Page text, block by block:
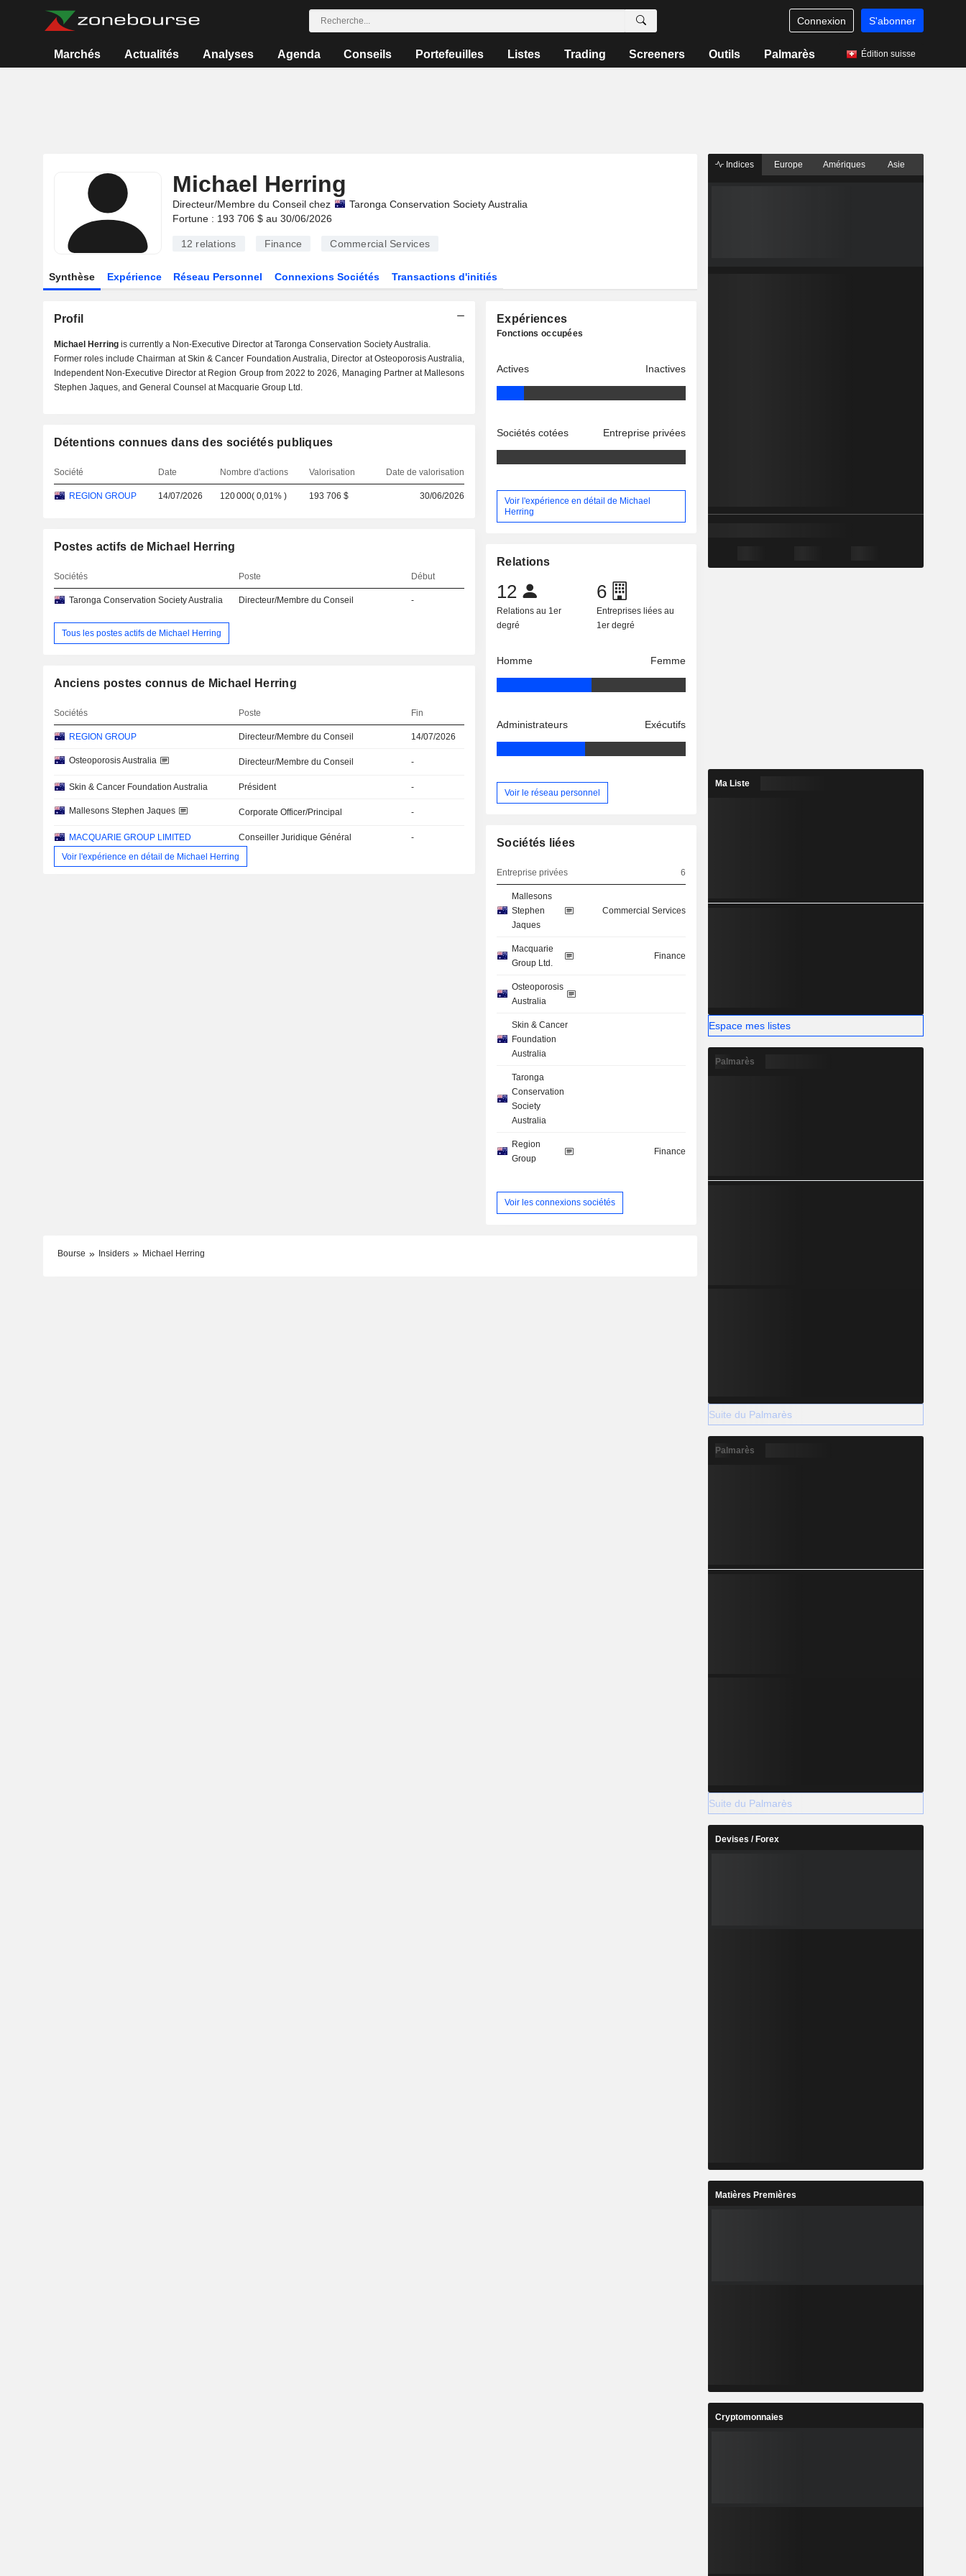
Connexion S'abonner
Marchés Actualités Analyses Agenda Conseils Portefeuilles Listes Trading Screeners Outils Palmarès Édition suisse
Michael Herring
Directeur/Membre du Conseil chez
Taronga Conservation Society Australia
Fortune : 193 706 $ au 30/06/2026
12 relations Finance Commercial Services
Synthèse Expérience Réseau Personnel Connexions Sociétés Transactions d'initiés
Profil
Michael Herringis currently a Non-Executive Director at Taronga Conservation Society Australia.
Former roles include Chairman at Skin & Cancer Foundation Australia, Director at Osteoporosis Australia,
Independent Non-Executive Director at Region Group from 2022 to 2026, Managing Partner at Mallesons
Stephen Jaques, and General Counsel at Macquarie Group Ltd.
Détentions connues dans des sociétés publiques
Société Date Nombre d'actions Valorisation Date de valorisation
REGION GROUP 14/07/2026 120 000(0,01% ) 193 706 $ 30/06/2026
Postes actifs de Michael Herring
Sociétés Poste Début
Taronga Conservation Society Australia Directeur/Membre du Conseil -
Tous les postes actifs de Michael Herring
Anciens postes connus de Michael Herring
Sociétés Poste Fin
REGION GROUP Directeur/Membre du Conseil 14/07/2026
Osteoporosis Australia Directeur/Membre du Conseil -
Skin & Cancer Foundation Australia Président -
Mallesons Stephen Jaques Corporate Officer/Principal -
MACQUARIE GROUP LIMITED Conseiller Juridique Général
-
Voir l'expérience en détail de Michael Herring
Expériences
Fonctions occupées
Actives Inactives
Sociétés cotées Entreprise privées
Voir l'expérience en détail de Michael
Herring
Relations
12
Relations au 1er
degré
6
Entreprises liées au
1er degré
Homme Femme
Administrateurs Exécutifs
Voir le réseau personnel
Sociétés liées
Entreprise privées 6
Mallesons
Stephen
Jaques
Commercial Services
Macquarie
Group Ltd.
Finance
Osteoporosis
Australia
Skin & Cancer
Foundation
Australia
Taronga
Conservation
Society
Australia
Region
Group
Finance
Voir les connexions sociétés
Bourse Insiders Michael Herring
Indices Europe Amériques Asie
Ma Liste
Espace mes listes
Palmarès
Suite du Palmarès
Palmarès
Suite du Palmarès
Devises / Forex
Matières Premières
Cryptomonnaies